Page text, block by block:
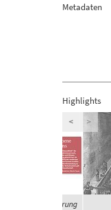
Metadaten
Highlights
und Globalisierung
< >